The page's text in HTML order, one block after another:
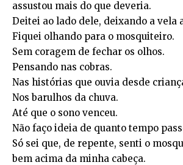
assustou mais do que deveria.
Deitei ao lado dele, deixando a vela
Fiquei olhando para o mosquiteiro.
Sem coragem de fechar os olhos.
Pensando nas cobras.
Nas histórias que ouvia desde
Nos barulhos da chuva.
Até que o sono venceu.
Não faço ideia de quanto tempo
Só sei que, de repente, senti o
bem acima da minha cabeça.